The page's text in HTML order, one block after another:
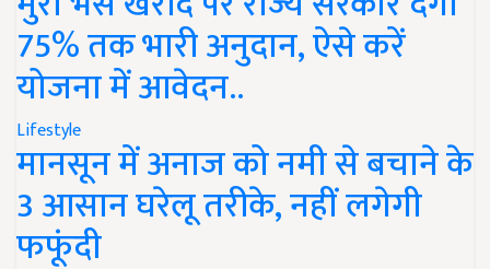
75% तक भारी अनुदान, ऐसे करें
योजना में आवेदन..
Lifestyle
मानसून में अनाज को नमी से बचाने के
3 आसान घरेलू तरीके, नहीं लगेगी
फफूंदी